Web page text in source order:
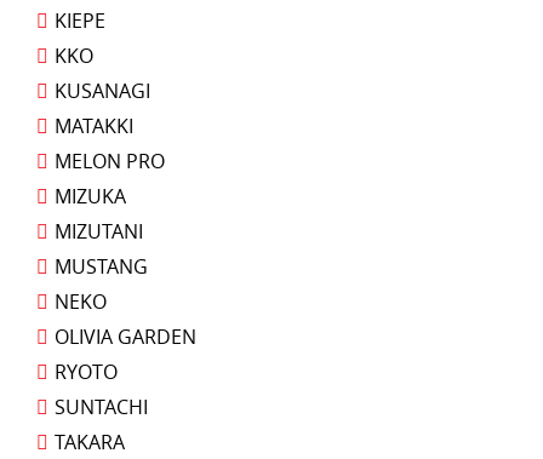
KIEPE
KKO
KUSANAGI
MATAKKI
MELON PRO
MIZUKA
MIZUTANI
MUSTANG
NEKO
OLIVIA GARDEN
RYOTO
SUNTACHI
TAKARA